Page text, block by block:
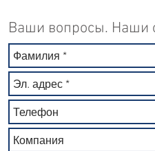
Ваши вопросы. Наши